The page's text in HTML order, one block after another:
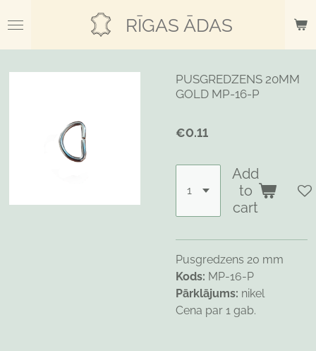
to
main
RĪGAS ĀDAS
PUSGREDZENS 20MM
GOLD MP-16-P
€0.11
Add
to
cart
Pusgredzens 20 mm
Kods: MP-16-P
Pārklājums: nikel
Cena par 1 gab.